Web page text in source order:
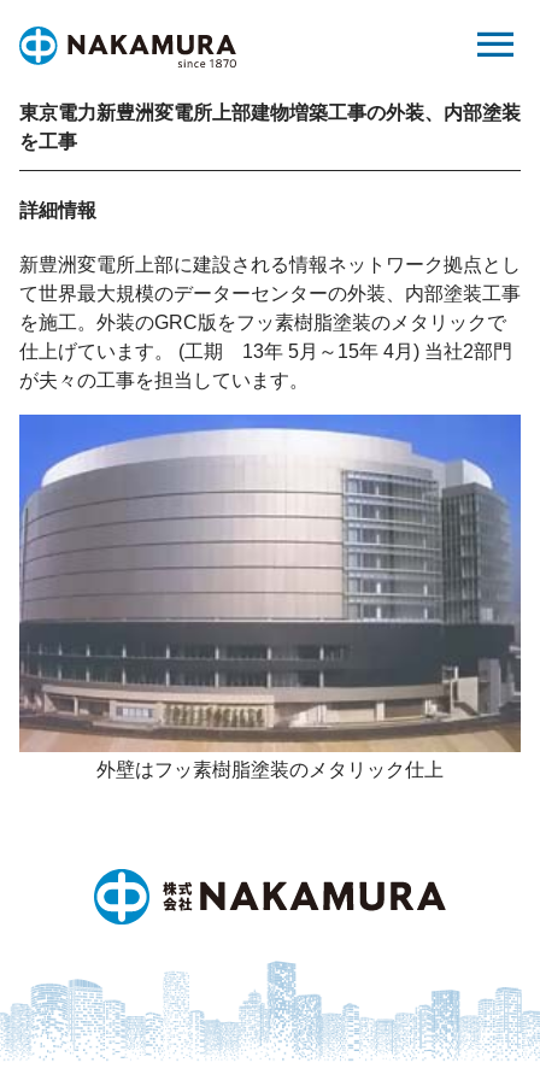
content
menu
東京電力新豊洲変電所上部建物増築工事の外装、内部塗装
を工事
詳細情報
新豊洲変電所上部に建設される情報ネットワーク拠点とし
て世界最大規模のデーターセンターの外装、内部塗装工事
を施工。外装のGRC版をフッ素樹脂塗装のメタリックで
仕上げています。 (工期 13年 5月～15年 4月) 当社2部門
が夫々の工事を担当しています。
外壁はフッ素樹脂塗装のメタリック仕上